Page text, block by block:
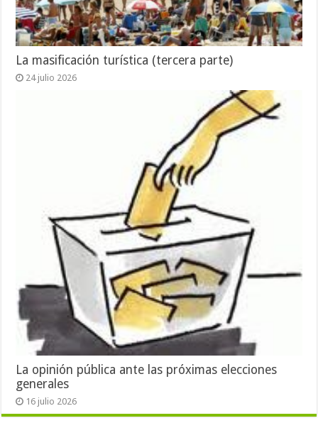
La masificación turística (tercera parte)
24 julio 2026
La opinión pública ante las próximas elecciones
generales
16 julio 2026